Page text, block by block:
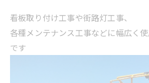
看板取り付け工事や街路灯工事、
各種メンテナンス工事などに幅広く
です